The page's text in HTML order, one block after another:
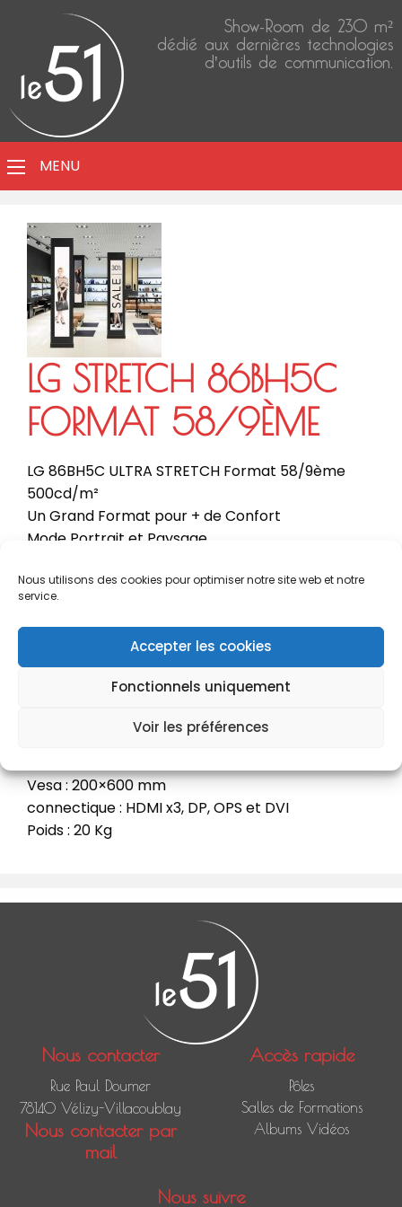
Nous utilisons des cookies pour optimiser notre site web et notre
service.
Accepter les cookies
Fonctionnels uniquement
Voir les préférences
Show-Room de 230 m²
dédié aux dernières technologies
d'outils de communication.
MENU
LG STRETCH 86BH5C
FORMAT 58/9ÈME
LG 86BH5C ULTRA STRETCH Format 58/9ème
500cd/m²
Un Grand Format pour + de Confort
Mode Portrait et Paysage
Écran Divisable en 4 Parties
IPS 86″
Résolution : 3840×600
Luminosité : 500 cd/m2
Ratio : 58:9
Contraste: 1100:1
Angle de Vision : 178° / 178°
Durée de Vie: 50.000 Heures
Vesa : 200×600 mm
connectique : HDMI x3, DP, OPS et DVI
Poids : 20 Kg
Nous contacter
Rue Paul Doumer
78140 Vélizy-Villacoublay
Nous contacter par
mail
Accès rapide
Pôles
Salles de Formations
Albums Vidéos
Nous suivre